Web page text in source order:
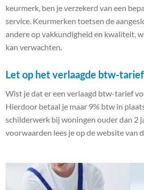
keurmerk, ben je verzekerd van een
service. Keurmerken toetsen de
andere op vakkundigheid en kwaliteit,
kan verwachten.
Let op het verlaagde btw-tarief
Wist je dat er een verlaagd btw-tarief
Hierdoor betaal je maar 9% btw in
schilderwerk bij woningen ouder dan 2
voorwaarden lees je op de website van